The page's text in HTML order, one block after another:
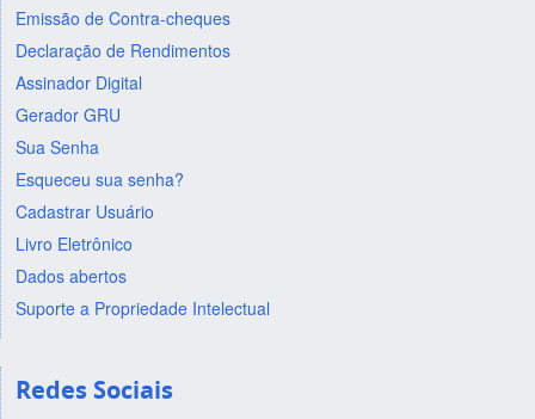
Emissão de Contra-cheques
Declaração de Rendimentos
Assinador Digital
Gerador GRU
Sua Senha
Esqueceu sua senha?
Cadastrar Usuário
Livro Eletrônico
Dados abertos
Suporte a Propriedade Intelectual
Redes Sociais